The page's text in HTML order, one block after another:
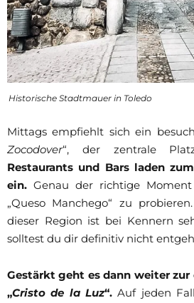
Historische Stadtmauer in Toledo
Mittags empfiehlt sich ein
Zocodover“, der zentrale
Restaurants und Bars laden
ein. Genau der richtige
„Queso Manchego“ zu
dieser Region ist bei Kennern
solltest du dir definitiv nicht
Gestärkt geht es dann weiter zur
„Cristo de la Luz“.Auf jeden